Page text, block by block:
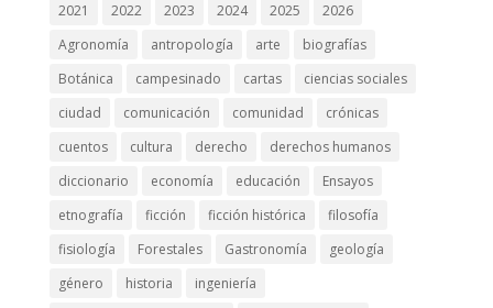
2021
2022 2023 2024 2025
2026
Agronomía
antropología arte
biografías
Botánica
campesinado cartas
ciencias sociales
ciudad
comunicación comunidad
crónicas
cuentos
cultura derecho
derechos humanos
diccionario
economía educación
Ensayos
etnografía
ficción ficción histórica
filosofía
fisiología
Forestales Gastronomía
geología
género
historia
ingeniería